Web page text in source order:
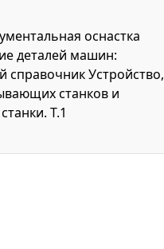
оснастка
деталей машин:
Устройство,
станков и
Т.1